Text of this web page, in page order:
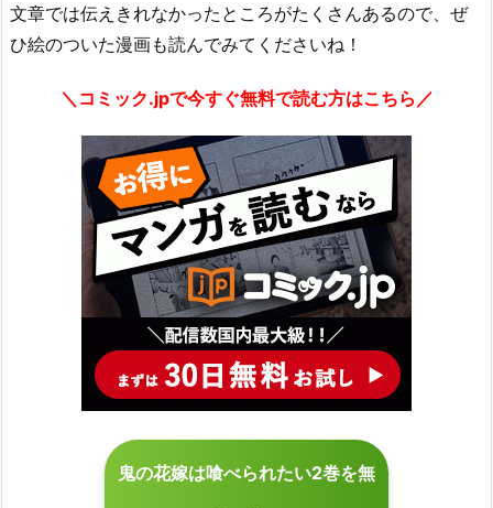
文章では伝えきれなかったところがたくさんあるので、ぜ
ひ絵のついた漫画も読んでみてくださいね！
＼コミック.jpで今すぐ無料で読む方はこちら／
鬼の花嫁は喰べられたい2巻を無